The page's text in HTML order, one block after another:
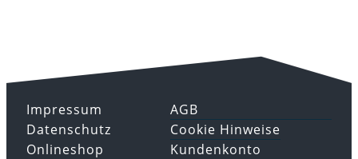
Impressum
Datenschutz
AGB
Cookie Hinweise
Onlineshop
Kundenkonto